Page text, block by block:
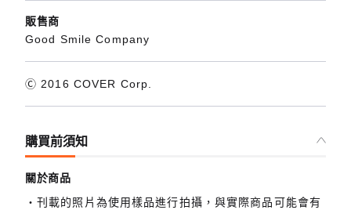
販售商
Good Smile Company
Ⓒ 2016 COVER Corp.
購買前須知
關於商品
刊載的照片為使用樣品進行拍攝，與實際商品可能會有